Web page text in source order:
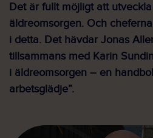
Det är fullt möjligt att
äldreomsorgen. Och
i detta. Det hävdar Jonas
tillsammans med Karin
i äldreomsorgen – en
arbetsglädje”.